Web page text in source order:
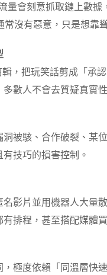
量會刻意抓取鏈上數
沒有惡意，只是想靠
，把玩笑話剪成「承
數人不會去質疑真實性
被駭、合作破裂、某
技巧的損害控制。
影片並用機器人大量
排程，甚至搭配媒體
極度依賴「同溫層快